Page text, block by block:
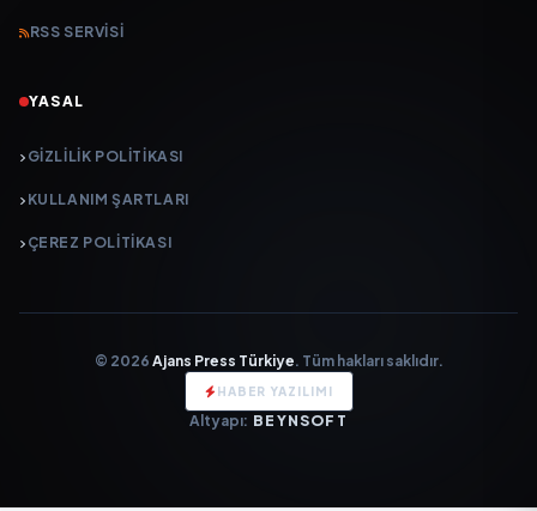
RSS SERVISI
YASAL
GIZLILIK POLITIKASI
KULLANIM ŞARTLARI
ÇEREZ POLITIKASI
© 2026 Ajans Press Türkiye. Tüm hakları saklıdır.
HABER YAZILIMI
Altyapı: BEYNSOFT